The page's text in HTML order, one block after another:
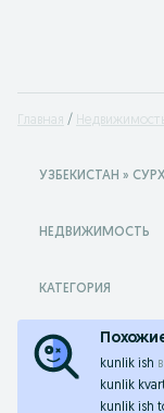
Главная Недвижимость
УЗБЕКИСТАН »
НЕДВИЖИМОСТЬ
КАТЕГОРИЯ
kunlik ish в
kunlik
kunlik ish